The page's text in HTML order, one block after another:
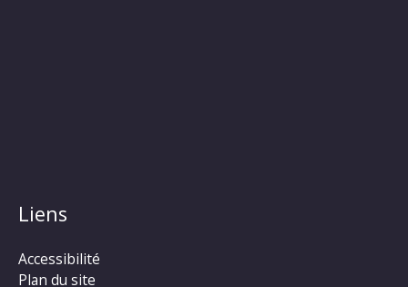
Liens
Accessibilité
Plan du site